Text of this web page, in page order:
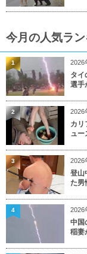
今月の人気ラ
2026
タイ
選手
1
2026
カリ
ュー
2
2026
登山
た男
3
2026
中国
稲妻
4